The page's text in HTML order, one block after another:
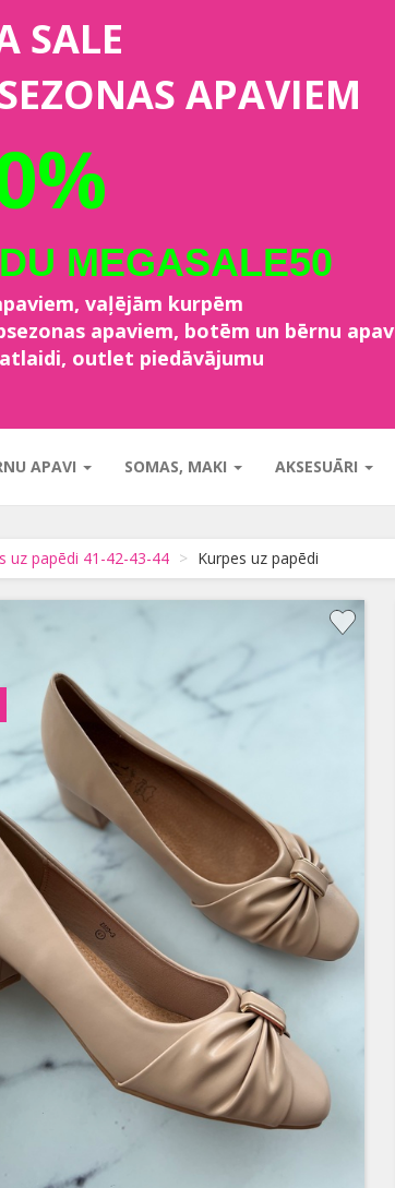
SALE
APAVIEM
MEGASALE50
vaļējām kurpēm
apaviem, botēm un bērnu
outlet piedāvājumu
APAVI SOMAS, MAKI AKSESUĀRI
uz papēdi 41-42-43-44 Kurpes uz papēdi